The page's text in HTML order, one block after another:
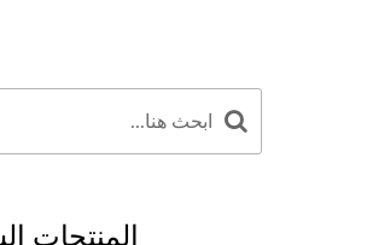
المنتجات